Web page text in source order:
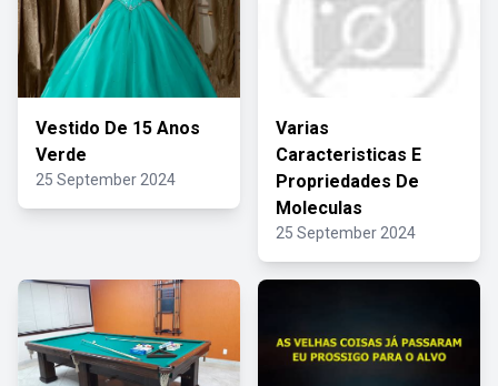
Vestido De 15 Anos
Verde
25 September 2024
Varias
Caracteristicas E
Propriedades De
Moleculas
25 September 2024